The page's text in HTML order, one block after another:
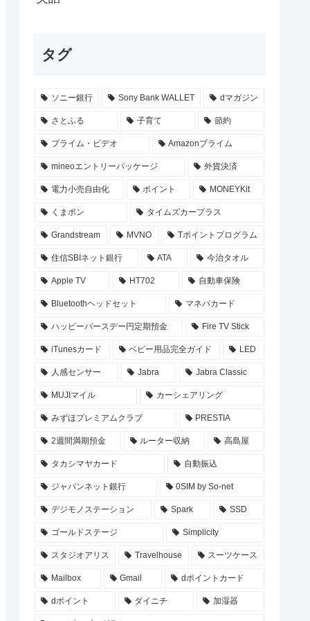
タグ
ソニー銀行 Sony Bank WALLET dマガジン
さとふる 子育て 節約
プライム・ビデオ Amazonプライム
mineoエントリーパッケージ 外貨決済
電力小売自由化 ポイント MONEYKit
くまポン タイムズカープラス
Grandstream MVNO Tポイントプログラム
住信SBIネット銀行 ATA 今治タオル
Apple TV HT702 自動車保険
Bluetoothヘッドセット マネパカード
ハッピーバースデー円定期預金 Fire TV Stick
iTunesカード ベビー用品完全ガイド LED
人感センサー Jabra Jabra Classic
MUJIマイル カーシェアリング
みずほプレミアムクラブ PRESTIA
2週間満期預金 ルーター収納 高島屋
タカシマヤカード 自動振込
ジャパンネット銀行 0SIM by So-net
デジモノステーション Spark SSD
ゴールドステージ Simplicity
スタジオアリス Travelhouse スーツケース
Mailbox Gmail dポイントカード
dポイント ダイニチ 加湿器